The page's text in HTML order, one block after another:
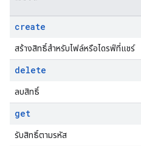
create
สร้างสิทธิ์สำหรับไฟล์หรือไดรฟ์ที่แชร์
delete
ลบสิทธิ์
get
รับสิทธิ์ตามรหัส